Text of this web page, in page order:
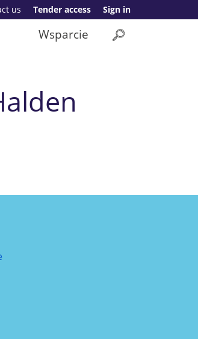
Sign in
Tender access
us
Wsparcie